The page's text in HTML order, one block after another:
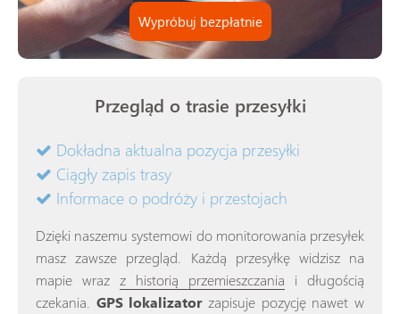
Wypróbuj bezpłatnie
Przegląd o trasie przesyłki
Dokładna aktualna pozycja przesyłki
Ciągły zapis trasy
Informace o podróży i przestojach
Dzięki naszemu systemowi do monitorowania przesyłek
masz zawsze przegląd. Każdą przesyłkę widzisz na
mapie wraz z historią przemieszczania i długością
czekania. GPS lokalizatorzapisuje pozycję nawet w